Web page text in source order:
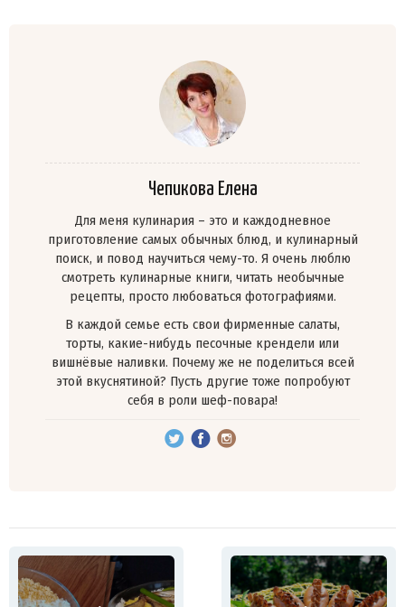
Чепикова Елена
Для меня кулинария – это и каждодневное
приготовление самых обычных блюд, и кулинарный
поиск, и повод научиться чему-то. Я очень люблю
смотреть кулинарные книги, читать необычные
рецепты, просто любоваться фотографиями.
В каждой семье есть свои фирменные салаты,
торты, какие-нибудь песочные крендели или
вишнёвые наливки. Почему же не поделиться всей
этой вкуснятиной? Пусть другие тоже попробуют
себя в роли шеф-повара!